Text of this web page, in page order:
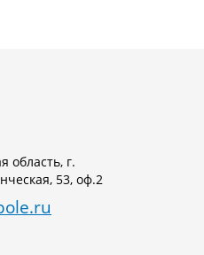
область, г.
53, оф.2